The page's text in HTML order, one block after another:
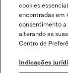
Condições de
Canal de Ética
Formulário de
cookies
encontradas em
consentimento
alterando as
Centro de
Indicações